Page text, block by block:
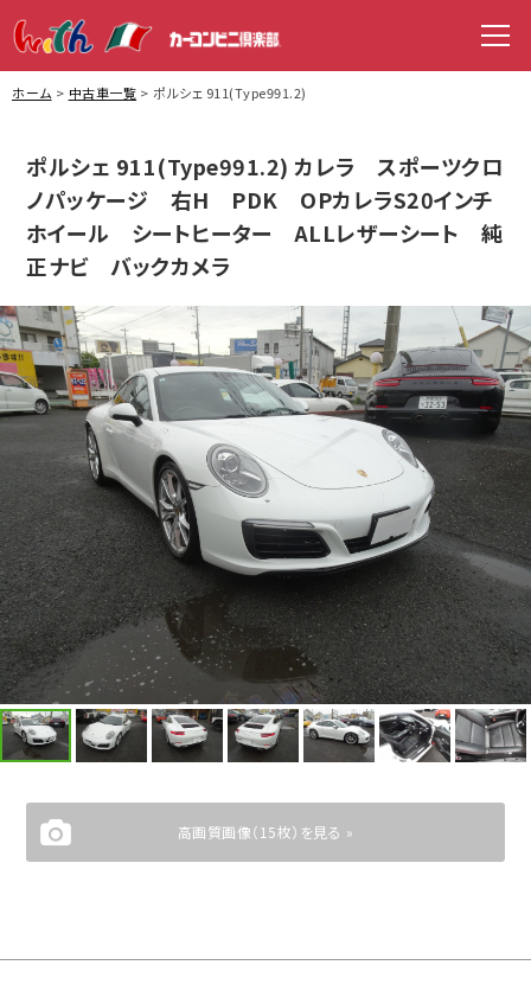
menu
ホーム 中古車一覧 ポルシェ 911(Type991.2)
ポルシェ 911(Type991.2) カレラ スポーツクロ
ノパッケージ 右H PDK OPカレラS20インチ
ホイール シートヒーター ALLレザーシート 純
正ナビ バックカメラ
高画質画像（15枚）を見る »